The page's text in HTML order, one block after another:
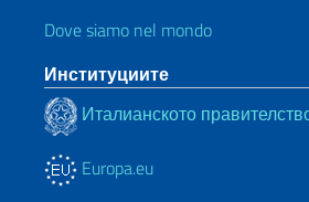
Dove siamo nel mondo
Институциите
Италианското
Europa.eu